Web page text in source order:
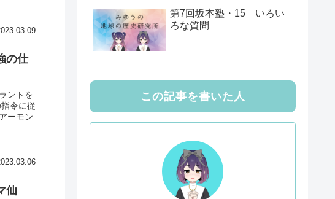
の仕
ントを
令に従
ーモン
仙
第7回坂本塾・15 いろい
ろな質問
この記事を書いた人